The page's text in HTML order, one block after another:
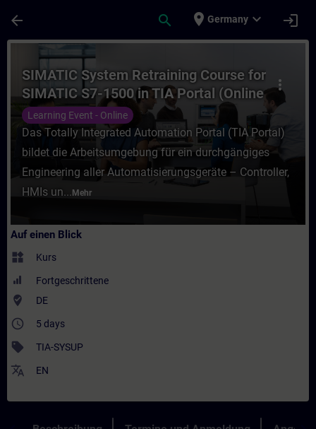
arrow_back search place Germany expand_more login
Kurs - SIMATIC System Retraining
more_vert
SIMATIC System Retraining Course for
SIMATIC S7-1500 in TIA Portal (Online
Training)
Learning Event - Online
Das Totally Integrated Automation Portal (TIA Portal)
bildet die Arbeitsumgebung für ein durchgängiges
Engineering aller Automatisierungsgeräte – Controller,
HMIs un... Mehr
Auf einen Blick
widgets Kurs
Fortgeschrittene
where_to_vote DE
access_time 5 days
sell TIA-SYSUP
translate EN